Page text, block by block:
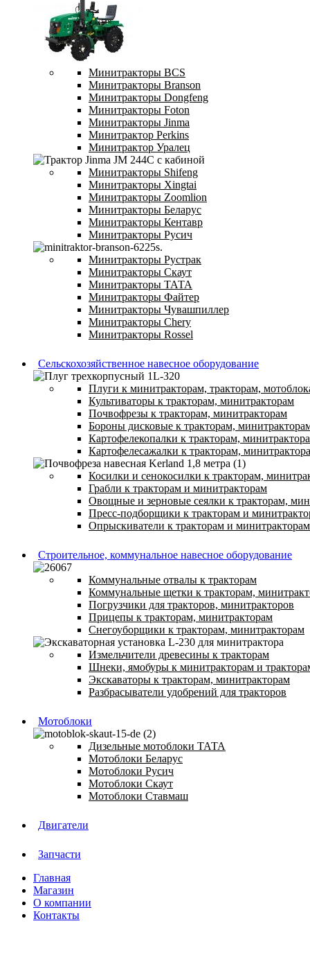
Минитракторы BCS
Минитракторы Branson
Минитракторы Dongfeng
Минитракторы Foton
Минитракторы Jinma
Минитрактор Perkins
Минитрактор Уралец
Минитракторы Shifeng
Минитракторы Xingtai
Минитракторы Zoomlion
Минитракторы Беларус
Минитракторы Кентавр
Минитракторы Русич
Минитракторы Рустрак
Минитракторы Скаут
Минитракторы ТАТА
Минитракторы Файтер
Минитракторы Чувашпиллер
Минитракторы Chery
Минитракторы Rossel
Сельскохозяйственное навесное оборудование
Плуги к минитракторам, тракторам,
Культиваторы к тракторам, минитракторам
Почвофрезы к тракторам, минитракторам
Бороны дисковые к тракторам,
Картофелекопалки к тракторам,
Картофелесажалки к тракторам,
Косилки и сенокосилки к тракторам,
Грабли к тракторам и минитракторам
Овощные и зерновые сеялки к тракторам,
Пресс-подборщики к тракторам и
Опрыскиватели к тракторам и минитракторам
Строительное, коммунальное навесное оборудование
Коммунальные отвалы к тракторам
Коммунальные щетки к тракторам,
Погрузчики для тракторов, минитракторов
Прицепы к тракторам, минитракторам
Снегоуборщики к тракторам, минитракторам
Измельчители древесины к тракторам
Шнеки, ямобуры к минитракторам и
Экскаваторы к тракторам, минитракторам
Разбрасыватели удобрений для тракторов
Мотоблоки
Дизельные мотоблоки ТАТА
Мотоблоки Беларус
Мотоблоки Русич
Мотоблоки Скаут
Мотоблоки Ставмаш
Двигатели
Запчасти
Главная
Магазин
О компании
Контакты